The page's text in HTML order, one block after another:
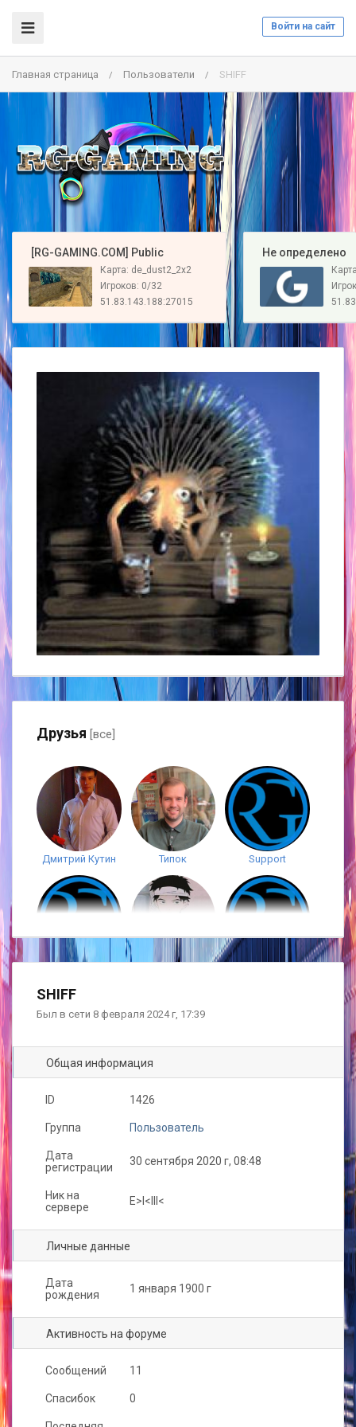
Войти на сайт
Главная страница / Пользователи / SHIFF
️ [RG-GAMING.COM] Public
Карта: de_dust2_2x2
Игроков: 0/32
51.83.143.188:27015
️ Не определено
Друзья [все]
Дмитрий Кутин Типок Support
avins Roni Гадкий Я
SHIFF
Был в сети 8 февраля 2024 г, 17:39
Общая информация
ID 1426
Группа Пользователь
Дата
регистрации
30 сентября 2020 г, 08:48
Ник на
сервере
E>l<lll<
Личные данные
Дата
рождения
1 января 1900 г
Активность на форуме
Сообщений 11
Спасибок 0